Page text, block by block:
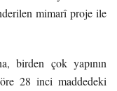
mimarî proje ile
birden çok yapının
28 inci maddedeki